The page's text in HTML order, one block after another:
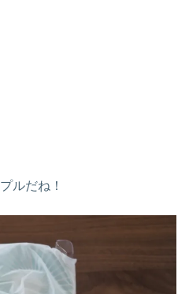
ルだね！